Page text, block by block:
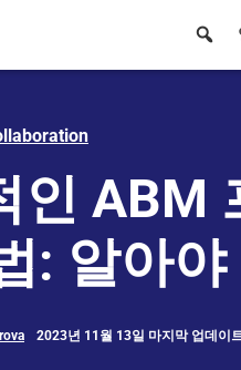
인 ABM
: 알아
2023년 11월 13일 마지막 업데이